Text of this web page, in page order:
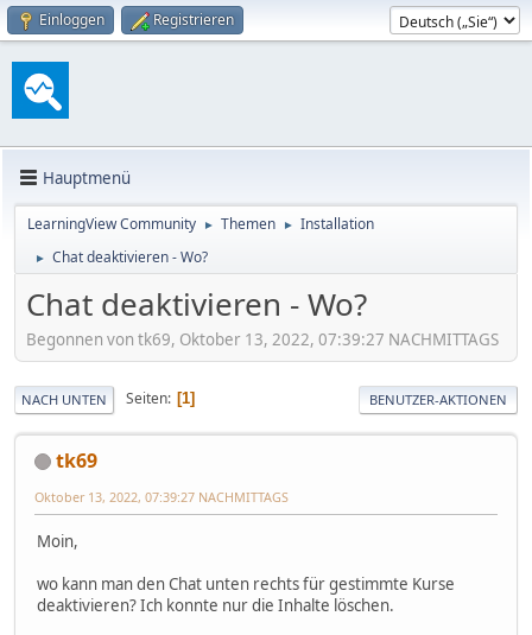
Einloggen Registrieren
Hauptmenü
LearningView Community ► Themen ► Installation
► Chat deaktivieren - Wo?
Chat deaktivieren - Wo?
Begonnen von tk69, Oktober 13, 2022, 07:39:27 NACHMITTAGS
NACH UNTEN Seiten 1 BENUTZER-AKTIONEN
tk69
Oktober 13, 2022, 07:39:27 NACHMITTAGS
Moin,
wo kann man den Chat unten rechts für gestimmte Kurse
deaktivieren? Ich konnte nur die Inhalte löschen.